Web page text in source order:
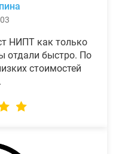
НИПТ как только
отдали быстро. По
стоимостей